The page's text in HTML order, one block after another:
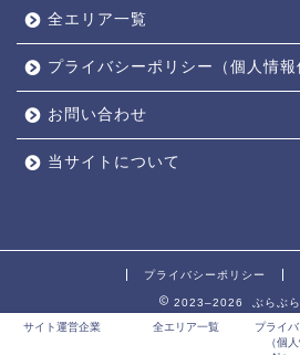
全エリア一覧
プライバシーポリシー（個人情
お問い合わせ
当サイトについて
プライバシーポリシー
2023–2026 ぶらぶら
サイト運営企業
全エリア一覧
プライ
（個